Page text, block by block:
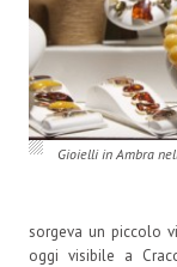
Gioielli in Ambra
sorgeva un piccolo
oggi visibile a